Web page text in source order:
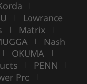
|
| Lowrance
| Matrix |
| Nash
| OKUMA |
| PENN |
Pro |